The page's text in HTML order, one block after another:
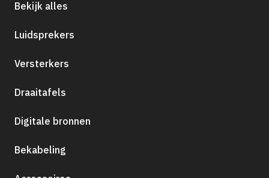
Bekijk alles
Luidsprekers
Versterkers
Draaitafels
Digitale bronnen
Bekabeling